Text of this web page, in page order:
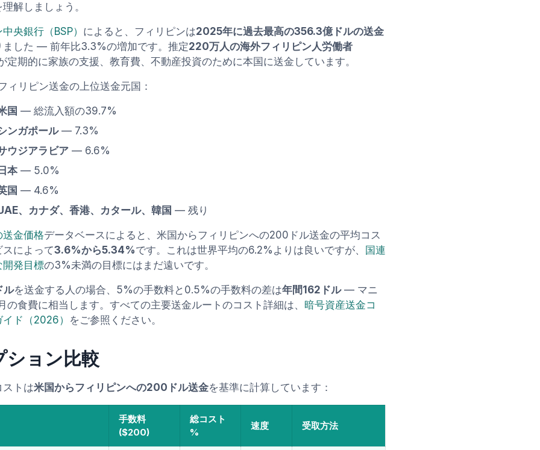
解しましょう。
央銀行（BSP） によると、フィリピンは2025年に過去最高の356.3億ドルの送金
ました — 前年比3.3%の増加です。推定220万人の海外フィリピン人労働者
定期的に家族の支援、教育費、不動産投資のために本国に送金しています。
ィリピン送金の上位送金元国：
国 — 総流入額の39.7%
ンガポール— 7.3%
ウジアラビア — 6.6%
本— 5.0%
国 — 4.6%
、カナダ、香港、カタール、韓国 — 残り
金価格データベースによると、米国からフィリピンへの200ドル送金の平均コス
によって3.6%から5.34%です。これは世界平均の6.2%よりは良いですが、 国連
開発目標の3%未満の目標にはまだ遠いです。
ルを送金する人の場合、5%の手数料と0.5%の手数料の差は年間162ドル— マニ
の食費に相当します。すべての主要送金ルートのコスト詳細は、 暗号資産送金コ
ド（2026）
をご参照ください。
ション比較
ストは米国からフィリピンへの200ドル送金を基準に計算しています：
手数料
($200)
総コスト
%
速度 受取方法